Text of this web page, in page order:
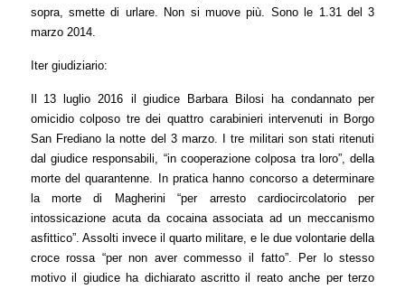
sopra, smette di urlare. Non si muove più. Sono le 1.31 del 3
marzo 2014.
Iter giudiziario:
Il 13 luglio 2016
il giudice Barbara Bilosi ha condannato per
omicidio colposo tre dei quattro carabinieri intervenuti in Borgo
San Frediano la notte del 3 marzo. I tre militari son stati ritenuti
dal giudice responsabili, “in cooperazione colposa tra loro”, della
morte del quarantenne. In pratica hanno concorso a determinare
la morte di Magherini “per arresto cardiocircolatorio per
intossicazione acuta da cocaina associata ad un meccanismo
asfittico”. Assolti invece il quarto militare, e le due volontarie della
croce rossa “per non aver commesso il fatto”. Per lo stesso
motivo il giudice ha dichiarato ascritto il reato anche per terzo